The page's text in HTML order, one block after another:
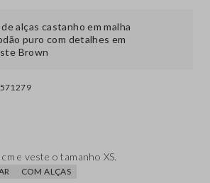
e veste o tamanho XS.
COM ALÇAS